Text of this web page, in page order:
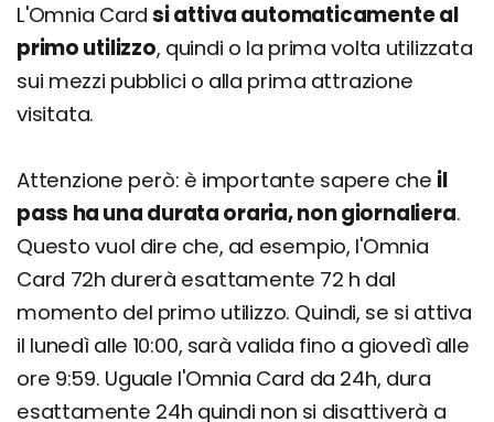
L'Omnia Cardsi attiva automaticamente al
primo utilizzo, quindi o la prima volta utilizzata
sui mezzi pubblici o alla prima attrazione
visitata.
Attenzione però: è importante sapere che il
pass ha una durata oraria, non giornaliera.
Questo vuol dire che, ad esempio, l'Omnia
Card 72h durerà esattamente 72 h dal
momento del primo utilizzo. Quindi, se si attiva
il lunedì alle 10:00, sarà valida fino a giovedì alle
ore 9:59. Uguale l'Omnia Card da 24h, dura
esattamente 24h quindi non si disattiverà a